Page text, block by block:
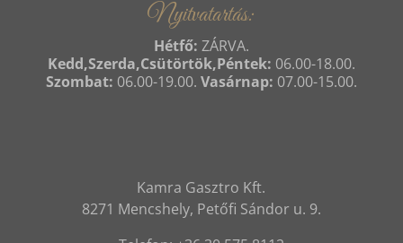
Nyitvatartás:
Hétfő: ZÁRVA.
Kedd,Szerda,Csütörtök,Péntek: 06.00-18.00.
Szombat: 06.00-19.00. Vasárnap: 07.00-15.00.
Kamra Gasztro Kft.
8271 Mencshely, Petőfi Sándor u. 9.